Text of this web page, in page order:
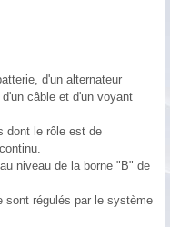
d'un alternateur
câble et d'un voyant
dont le rôle est de
niveau de la borne "B" de
sont régulés par le système